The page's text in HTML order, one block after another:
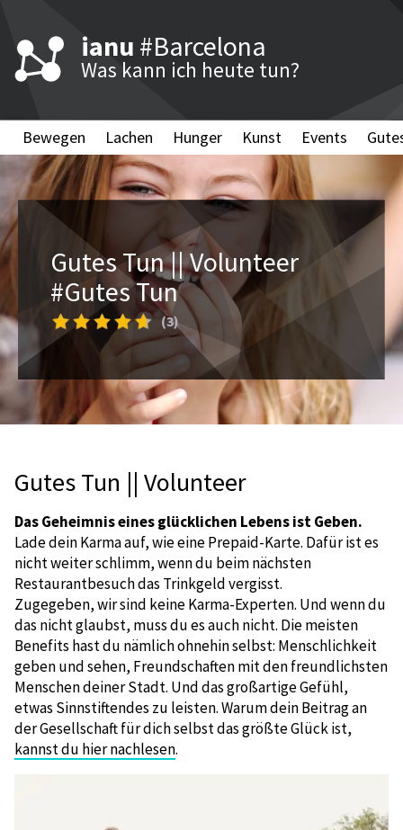
ianu #Barcelona
Was kann ich heute tun?
Bewegen Lachen Hunger Kunst Events
Gutes Tun || Volunteer
#Gutes Tun
(3)
Gutes Tun || Volunteer
Das Geheimnis eines glücklichen Lebens ist Geben.
Lade dein Karma auf, wie eine Prepaid-Karte. Dafür ist es
nicht weiter schlimm, wenn du beim nächsten
Restaurantbesuch das Trinkgeld vergisst.
Zugegeben, wir sind keine Karma-Experten. Und wenn du
das nicht glaubst, muss du es auch nicht. Die meisten
Benefits hast du nämlich ohnehin selbst: Menschlichkeit
geben und sehen, Freundschaften mit den freundlichsten
Menschen deiner Stadt. Und das großartige Gefühl,
etwas Sinnstiftendes zu leisten. Warum dein Beitrag an
der Gesellschaft für dich selbst das größte Glück ist,
kannst du hier nachlesen.